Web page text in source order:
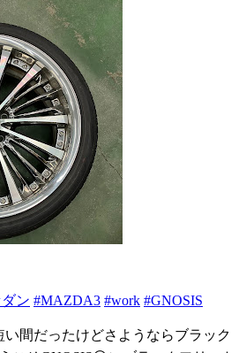
ン #MAZDA3 #work #GNOSIS
間だったけどさようならブラック